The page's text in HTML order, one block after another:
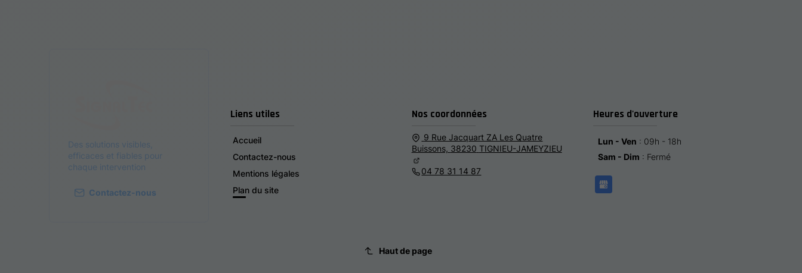
Des solutions visibles,
efficaces et fiables pour
chaque intervention
Contactez-nous
Liens utiles
Accueil
Contactez-nous
Mentions légales
Plan du site
Nos coordonnées
9 Rue Jacquart ZA Les Quatre
Buissons, 38230 TIGNIEU-JAMEYZIEU
04 78 31 14 87
Heures d'ouverture
Lun - Ven : 09h - 18h
Sam - Dim : Fermé
Haut de page